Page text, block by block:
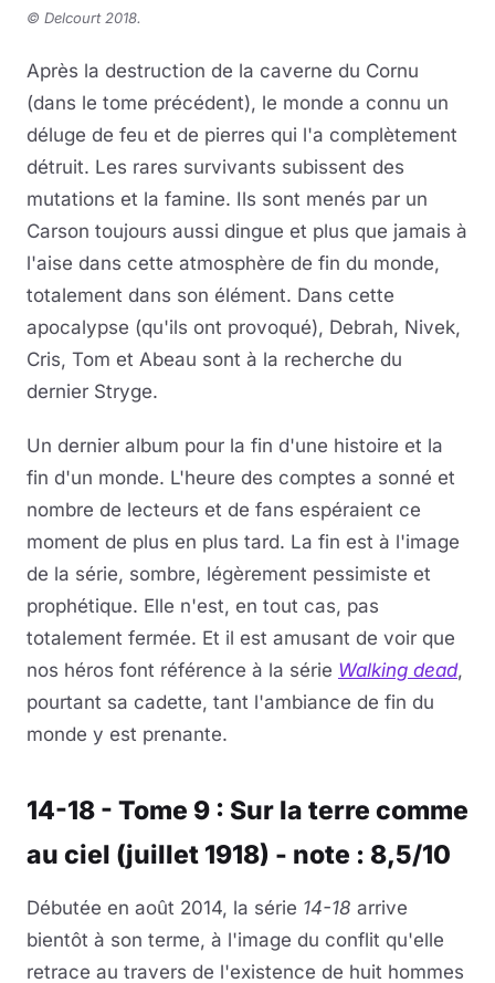
© Delcourt 2018.
Après la destruction de la caverne du Cornu
(dans le tome précédent), le monde a connu un
déluge de feu et de pierres qui l'a complètement
détruit. Les rares survivants subissent des
mutations et la famine. Ils sont menés par un
Carson toujours aussi dingue et plus que jamais à
l'aise dans cette atmosphère de fin du monde,
totalement dans son élément. Dans cette
apocalypse (qu'ils ont provoqué), Debrah, Nivek,
Cris, Tom et Abeau sont à la recherche du
dernier Stryge.
Un dernier album pour la fin d'une histoire et la
fin d'un monde. L'heure des comptes a sonné et
nombre de lecteurs et de fans espéraient ce
moment de plus en plus tard. La fin est à l'image
de la série, sombre, légèrement pessimiste et
prophétique. Elle n'est, en tout cas, pas
totalement fermée. Et il est amusant de voir que
nos héros font référence à la série Walking dead,
pourtant sa cadette, tant l'ambiance de fin du
monde y est prenante.
14-18 - Tome 9 : Sur la terre comme
au ciel (juillet 1918) - note : 8,5/10
Débutée en août 2014, la série 14-18 arrive
bientôt à son terme, à l'image du conflit qu'elle
retrace au travers de l'existence de huit hommes